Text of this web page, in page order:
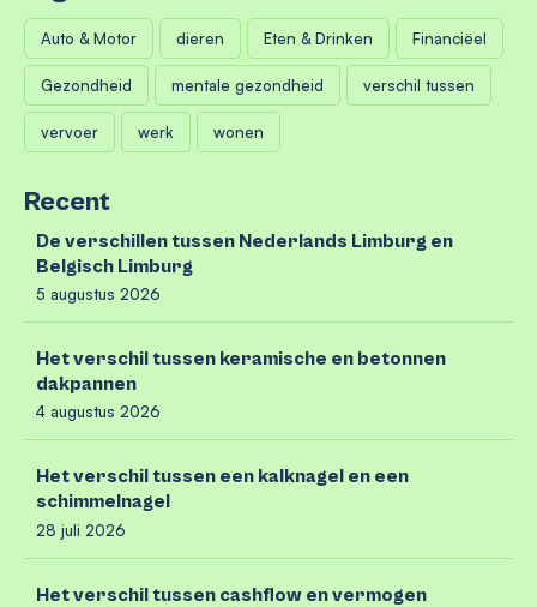
Auto & Motor dieren Eten & Drinken Financiëel
Gezondheid mentale gezondheid verschil tussen
vervoer werk wonen
Recent
De verschillen tussen Nederlands Limburg en
Belgisch Limburg
5 augustus 2026
Het verschil tussen keramische en betonnen
dakpannen
4 augustus 2026
Het verschil tussen een kalknagel en een
schimmelnagel
28 juli 2026
Het verschil tussen cashflow en vermogen